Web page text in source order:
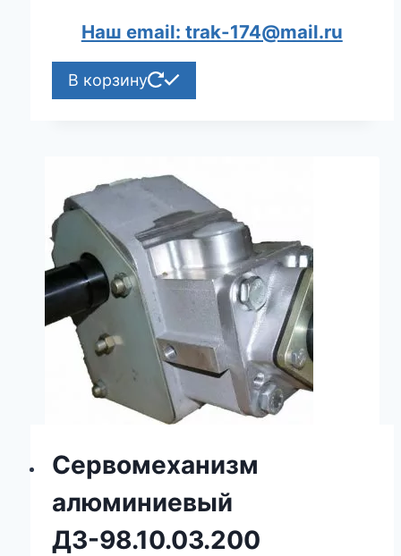
Наш email: trak-174@mail.ru
В корзину
Сервомеханизм
алюминиевый
ДЗ-98.10.03.200